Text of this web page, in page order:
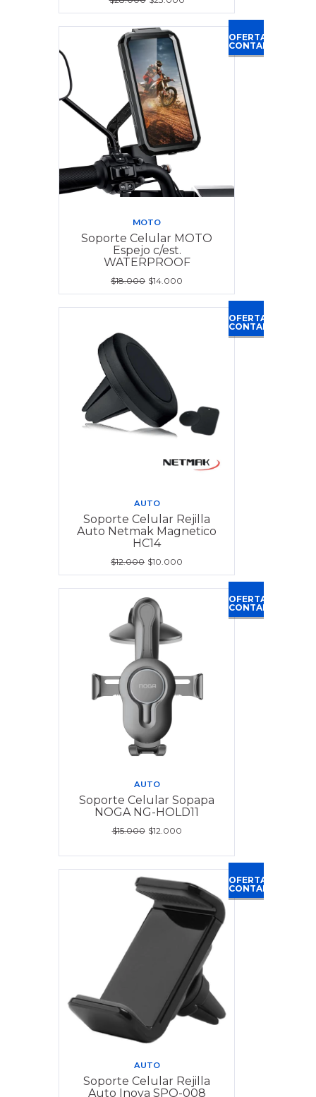
OFERTA
CONTADO
MOTO
Soporte Celular MOTO
Espejo c/est.
WATERPROOF
$18.000 $14.000
OFERTA
CONTADO
AUTO
Soporte Celular Rejilla
Auto Netmak Magnetico
HC14
$12.000 $10.000
OFERTA
CONTADO
AUTO
Soporte Celular Sopapa
NOGA NG-HOLD11
$15.000 $12.000
OFERTA
CONTADO
AUTO
Soporte Celular Rejilla
Auto Inova SPO-008